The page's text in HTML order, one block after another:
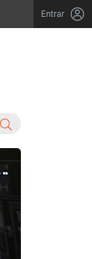
Entrar